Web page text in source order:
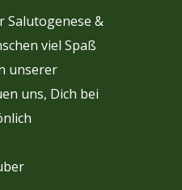
Salutogenese &
viel Spaß
unserer
uns, Dich bei